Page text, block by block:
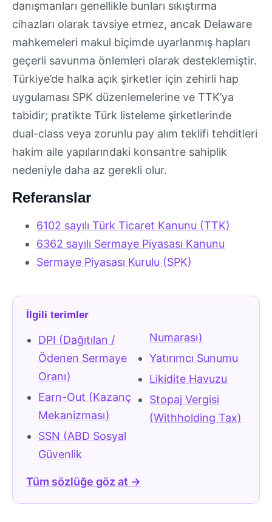
danışmanları genellikle bunları sıkıştırma
cihazları olarak tavsiye etmez, ancak Delaware
mahkemeleri makul biçimde uyarlanmış hapları
geçerli savunma önlemleri olarak desteklemiştir.
Türkiye’de halka açık şirketler için zehirli hap
uygulaması SPK düzenlemelerine ve TTK’ya
tabidir; pratikte Türk listeleme şirketlerinde
dual-class veya zorunlu pay alım teklifi tehditleri
hakim aile yapılarındaki konsantre sahiplik
nedeniyle daha az gerekli olur.
Referanslar
6102 sayılı Türk Ticaret Kanunu (TTK)
6362 sayılı Sermaye Piyasası Kanunu
Sermaye Piyasası Kurulu (SPK)
İlgili terimler
DPI (Dağıtılan /
Ödenen Sermaye
Oranı)
Earn-Out (Kazanç
Mekanizması)
SSN (ABD Sosyal
Güvenlik
Numarası)
Yatırımcı Sunumu
Likidite Havuzu
Stopaj Vergisi
(Withholding Tax)
Tüm sözlüğe göz at →